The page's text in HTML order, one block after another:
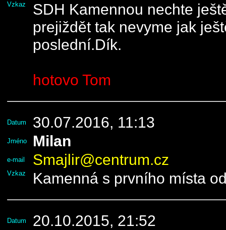
Vzkaz
SDH Kamennou nechte
prejiždět tak nevyme jak
poslední.Dík.
hotovo Tom
Datum 30.07.2016, 11:13
Jméno Milan
e-mail Smajlir@centrum.cz
Vzkaz Kamenná s prvního místa
Datum 20.10.2015, 21:52